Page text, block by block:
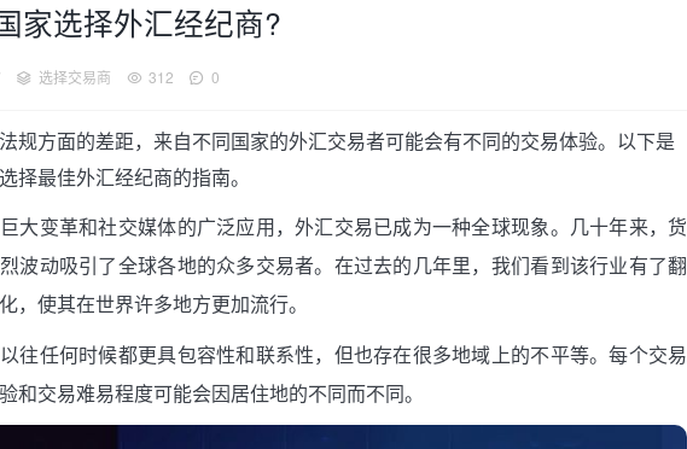
家选择外汇经纪商?
选择交易商 312 0
规方面的差距，来自不同国家的外汇交易者可能会有不同的交易体验。以下是
择最佳外汇经纪商的指南。
大变革和社交媒体的广泛应用，外汇交易已成为一种全球现象。几十年来，货
波动吸引了全球各地的众多交易者。在过去的几年里，我们看到该行业有了翻
，使其在世界许多地方更加流行。
往任何时候都更具包容性和联系性，但也存在很多地域上的不平等。每个交易
和交易难易程度可能会因居住地的不同而不同。